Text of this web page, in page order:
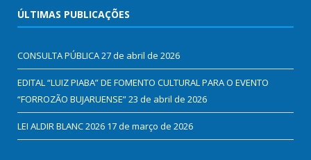
ÚLTIMAS PUBLICAÇÕES
CONSULTA PÚBLICA27 de abril de 2026
EDITAL “LUIZ PIABA” DE FOMENTO CULTURAL PARA O EVENTO
“FORROZÃO BUJARUENSE”23 de abril de 2026
LEI ALDIR BLANC 2026 17 de março de 2026